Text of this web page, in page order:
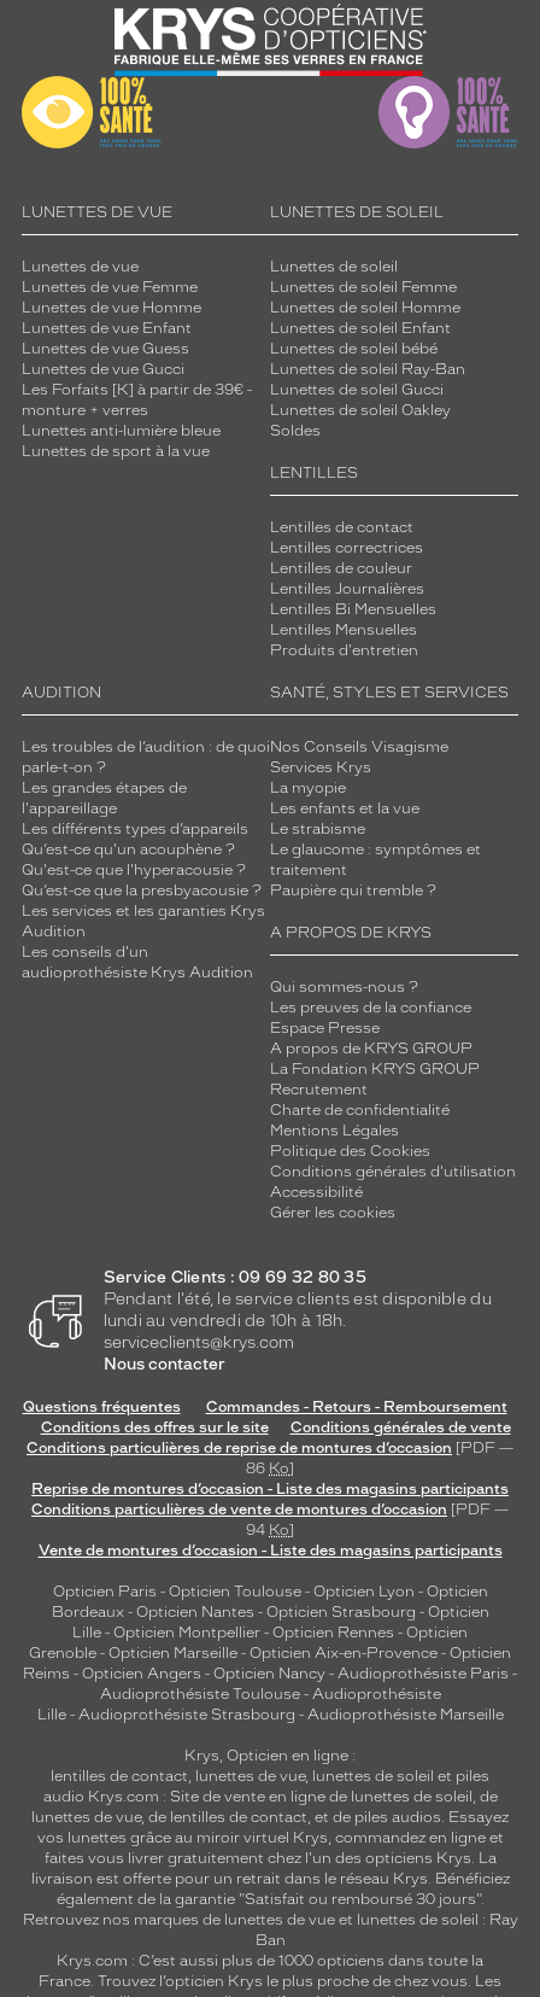
LUNETTES DE VUE
Lunettes de vue
Lunettes de vue Femme
Lunettes de vue Homme
Lunettes de vue Enfant
Lunettes de vue Guess
Lunettes de vue Gucci
Les Forfaits [K] à partir de 39€ -
monture + verres
Lunettes anti-lumière bleue
Lunettes de sport à la vue
LUNETTES DE SOLEIL
Lunettes de soleil
Lunettes de soleil Femme
Lunettes de soleil Homme
Lunettes de soleil Enfant
Lunettes de soleil bébé
Lunettes de soleil Ray-Ban
Lunettes de soleil Gucci
Lunettes de soleil Oakley
Soldes
LENTILLES
Lentilles de contact
Lentilles correctrices
Lentilles de couleur
Lentilles Journalières
Lentilles Bi Mensuelles
Lentilles Mensuelles
Produits d'entretien
AUDITION
Les troubles de l’audition : de quoi
parle-t-on ?
Les grandes étapes de
l'appareillage
Les différents types d’appareils
Qu’est-ce qu'un acouphène ?
Qu'est-ce que l'hyperacousie ?
Qu’est-ce que la presbyacousie ?
Les services et les garanties Krys
Audition
Les conseils d'un
audioprothésiste Krys Audition
SANTÉ, STYLES ET SERVICES
Nos Conseils Visagisme
Services Krys
La myopie
Les enfants et la vue
Le strabisme
Le glaucome : symptômes et
traitement
Paupière qui tremble ?
A PROPOS DE KRYS
Qui sommes-nous ?
Les preuves de la confiance
Espace Presse
A propos de KRYS GROUP
La Fondation KRYS GROUP
Recrutement
Charte de confidentialité
Mentions Légales
Politique des Cookies
Conditions générales d'utilisation
Accessibilité
Gérer les cookies
Service Clients : 09 69 32 80 35
Pendant l'été, le service clients est disponible du
lundi au vendredi de 10h à 18h.
serviceclients@krys.com
Nous contacter
Questions fréquentes
Commandes - Retours - Remboursement
Conditions des offres sur le site
Conditions générales de vente
Conditions particulières de reprise de montures d’occasion [PDF —
86 Ko]
Reprise de montures d’occasion - Liste des magasins participants
Conditions particulières de vente de montures d’occasion [PDF —
94 Ko]
Vente de montures d’occasion - Liste des magasins participants
Opticien Paris - Opticien Toulouse- Opticien Lyon - Opticien
Bordeaux- Opticien Nantes - Opticien Strasbourg - Opticien
Lille - Opticien Montpellier - Opticien Rennes - Opticien
Grenoble - Opticien Marseille - Opticien Aix-en-Provence - Opticien
Reims - Opticien Angers - Opticien Nancy - Audioprothésiste Paris -
Audioprothésiste Toulouse- Audioprothésiste
Lille- Audioprothésiste Strasbourg - Audioprothésiste Marseille
Krys, Opticien en ligne :
lentilles de contact, lunettes de vue, lunettes de soleil et piles
audio Krys.com : Site de vente en ligne de lunettes de soleil, de
lunettes de vue, de lentilles de contact, et de piles audios. Essayez
vos lunettes grâce au miroir virtuel Krys, commandez en ligne et
faites vous livrer gratuitement chez l'un des opticiens Krys. La
livraison est offerte pour un retrait dans le réseau Krys. Bénéficiez
également de la garantie "Satisfait ou remboursé 30 jours".
Retrouvez nos marques de lunettes de vue et lunettes de soleil : Ray
Ban
Krys.com : C’est aussi plus de 1000 opticiens dans toute la
France. Trouvez l’opticien Krys le plus proche de chez vous. Les